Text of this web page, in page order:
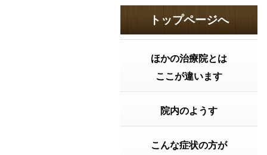
０８月１３日（木）
９：００－１８：０
０８月１４日（金）
９：００－１７：０
2026年07月21日 16:06
胃腸の調子はどうですか？ 2026
っておきたい！実は
大切な『夏の土用」
の過ごし方。こんに
ちは。きむらけんゆ
う整体院です。毎日
トップページへ
ほかの治療院とは
ここが違います
院内のようす
こんな症状の方が